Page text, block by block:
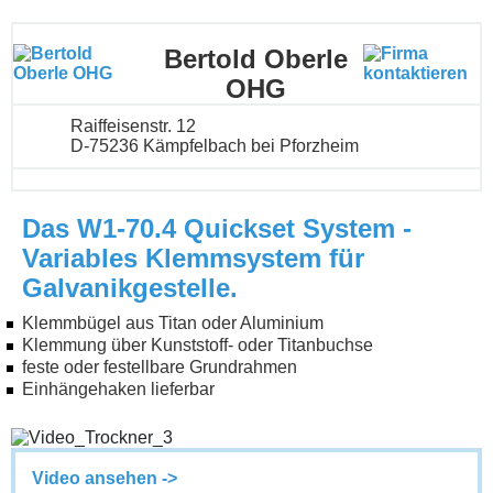
Bertold Oberle
OHG
Raiffeisenstr. 12
D-75236 Kämpfelbach bei Pforzheim
Das W1-70.4 Quickset System -
Variables Klemmsystem für
Galvanikgestelle.
Klemmbügel aus Titan oder Aluminium
Klemmung über Kunststoff- oder Titanbuchse
feste oder festellbare Grundrahmen
Einhängehaken lieferbar
Video ansehen ->